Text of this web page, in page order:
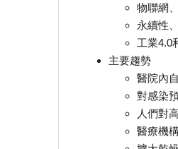
物聯網
永續性
工業4.0
主要趨勢
醫院內
對感染
人們對
醫療機